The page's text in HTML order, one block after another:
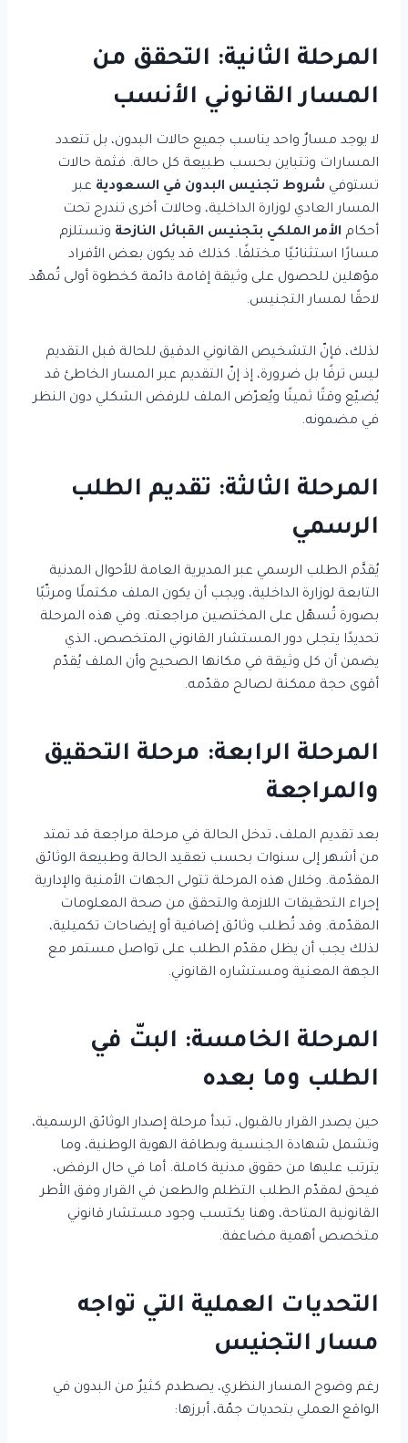
المرحلة الثانية: التحقق من
المسار القانوني الأنسب
لا يوجد مسارٌ واحد يناسب جميع حالات البدون، بل تتعدد
المسارات وتتباين بحسب طبيعة كل حالة. فثمة حالات
تستوفي شروط تجنيس البدون في السعودية عبر
المسار العادي لوزارة الداخلية، وحالات أخرى تندرج تحت
أحكام الأمر الملكي بتجنيس القبائل النازحة وتستلزم
مسارًا استثنائيًا مختلفًا. كذلك قد يكون بعض الأفراد
مؤهلين للحصول على وثيقة إقامة دائمة كخطوة أولى تُمهّد
لاحقًا لمسار التجنيس.
لذلك، فإنّ التشخيص القانوني الدقيق للحالة قبل التقديم
ليس ترفًا بل ضرورة، إذ إنّ التقديم عبر المسار الخاطئ قد
يُضيّع وقتًا ثمينًا ويُعرّض الملف للرفض الشكلي دون النظر
في مضمونه.
المرحلة الثالثة: تقديم الطلب
الرسمي
يُقدَّم الطلب الرسمي عبر المديرية العامة للأحوال المدنية
التابعة لوزارة الداخلية، ويجب أن يكون الملف مكتملًا ومرتّبًا
بصورة تُسهّل على المختصين مراجعته. وفي هذه المرحلة
تحديدًا يتجلى دور المستشار القانوني المتخصص، الذي
يضمن أن كل وثيقة في مكانها الصحيح وأن الملف يُقدّم
أقوى حجة ممكنة لصالح مقدّمه.
المرحلة الرابعة: مرحلة التحقيق
والمراجعة
بعد تقديم الملف، تدخل الحالة في مرحلة مراجعة قد تمتد
من أشهر إلى سنوات بحسب تعقيد الحالة وطبيعة الوثائق
المقدّمة. وخلال هذه المرحلة تتولى الجهات الأمنية والإدارية
إجراء التحقيقات اللازمة والتحقق من صحة المعلومات
المقدّمة. وقد تُطلب وثائق إضافية أو إيضاحات تكميلية،
لذلك يجب أن يظل مقدّم الطلب على تواصل مستمر مع
الجهة المعنية ومستشاره القانوني.
المرحلة الخامسة: البتّ في
الطلب وما بعده
حين يصدر القرار بالقبول، تبدأ مرحلة إصدار الوثائق الرسمية،
وتشمل شهادة الجنسية وبطاقة الهوية الوطنية، وما
يترتب عليها من حقوق مدنية كاملة. أما في حال الرفض،
فيحق لمقدّم الطلب التظلم والطعن في القرار وفق الأطر
القانونية المتاحة، وهنا يكتسب وجود مستشار قانوني
متخصص أهمية مضاعفة.
التحديات العملية التي تواجه
مسار التجنيس
رغم وضوح المسار النظري، يصطدم كثيرٌ من البدون في
الواقع العملي بتحديات جمّة، أبرزها: